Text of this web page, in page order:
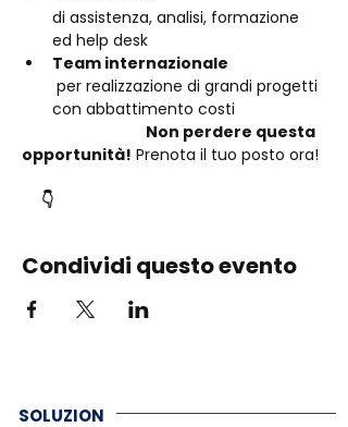
di assistenza, analisi, formazione
ed help desk
Team internazionale
per realizzazione di grandi progetti
con abbattimento costi
Non perdere questa
opportunità! Prenota il tuo posto ora!
👇
Condividi questo evento
SOLUZION